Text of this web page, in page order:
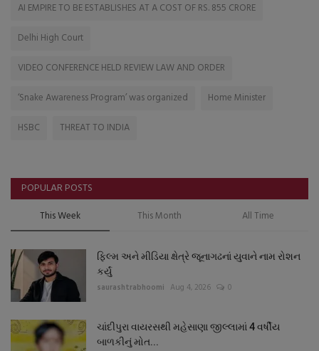
AI EMPIRE TO BE ESTABLISHES AT A COST OF RS. 855 CRORE
Delhi High Court
VIDEO CONFERENCE HELD REVIEW LAW AND ORDER
‘Snake Awareness Program’ was organized
Home Minister
HSBC
THREAT TO INDIA
POPULAR POSTS
This Week This Month All Time
ફિલ્મ અને મીડિયા ક્ષેત્રે જૂનાગઢનાં યુવાને નામ રોશન
કર્યું
saurashtrabhoomi Aug 4, 2026 0
ચાંદીપુરા વાયરસથી મહેસાણા જીલ્લામાં 4 વર્ષીય
બાળકીનું મોત...